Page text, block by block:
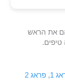
את הראש
1
,פראג 2